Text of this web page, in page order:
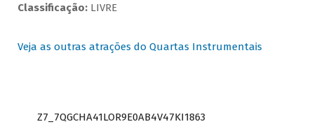
Classificação:LIVRE
Veja as outras atrações do Quartas Instrumentais
Z7_7QGCHA41LOR9E0AB4V47KI1863